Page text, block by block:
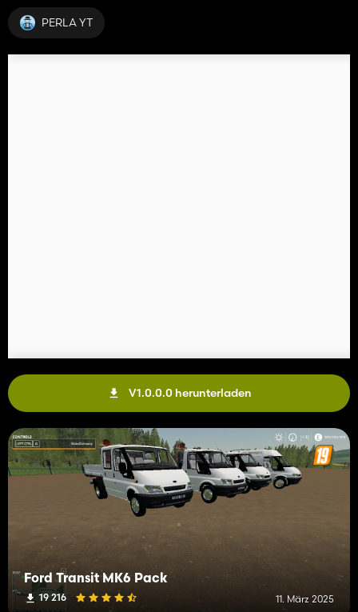
PERLA YT
V1.0.0.0 herunterladen
Ford Transit MK6 Pack
19 216 11. März 2025